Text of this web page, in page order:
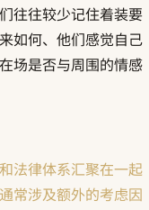
往往较少记住着装要
如何、他们感觉自己
场是否与周围的情感
法律体系汇聚在一起
常涉及额外的考虑因